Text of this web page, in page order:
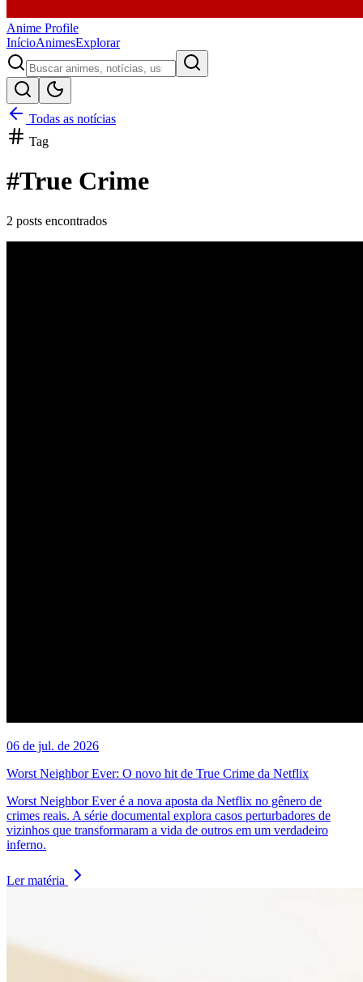
Anime Profile
InícioAnimesExplorar
Todas as notícias
Tag
#True Crime
2 posts encontrados
06 de jul. de 2026
Worst Neighbor Ever: O novo hit de True Crime da Netflix
Worst Neighbor Ever é a nova aposta da Netflix no gênero de
crimes reais. A série documental explora casos perturbadores de
vizinhos que transformaram a vida de outros em um verdadeiro
inferno.
Ler matéria